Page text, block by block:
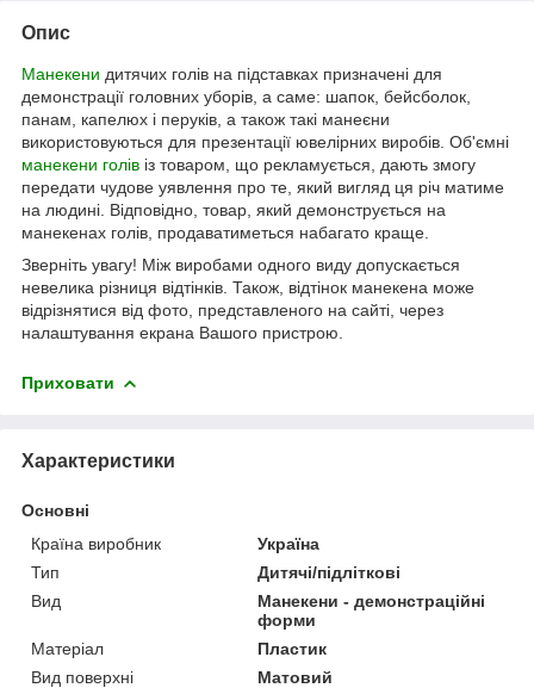
Опис
Манекени дитячих голів на підставках призначені для
демонстрації головних уборів, а саме: шапок, бейсболок,
панам, капелюх і перуків, а також такі манеєни
використовуються для презентації ювелірних виробів. Об'ємні
манекени голів із товаром, що рекламується, дають змогу
передати чудове уявлення про те, який вигляд ця річ матиме
на людині. Відповідно, товар, який демонструється на
манекенах голів, продаватиметься набагато краще.
Зверніть увагу! Між виробами одного виду допускається
невелика різниця відтінків. Також, відтінок манекена може
відрізнятися від фото, представленого на сайті, через
налаштування екрана Вашого пристрою.
Приховати
Характеристики
Основні
Країна виробник
Україна
Тип
Дитячі/підліткові
Вид
Манекени - демонстраційні
форми
Матеріал
Пластик
Вид поверхні
Матовий